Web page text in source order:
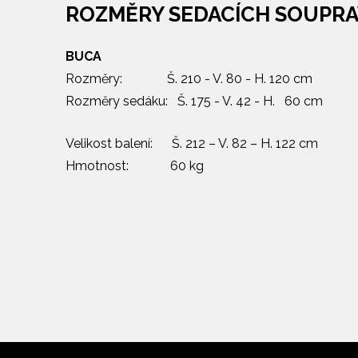
ROZMĚRY SEDACÍCH
BUCA
Rozměry: Š. 210 - V. 80 - H. 120 cm
Rozměry sedáku: Š. 175 - V. 42 - H. 60 cm
Velikost balení: Š. 212 – V. 82 – H. 122 cm
Hmotnost: 60 kg